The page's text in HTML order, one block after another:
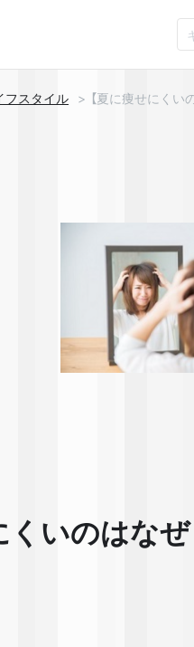
フスタイル 【夏に痩せにくい
くいのはな